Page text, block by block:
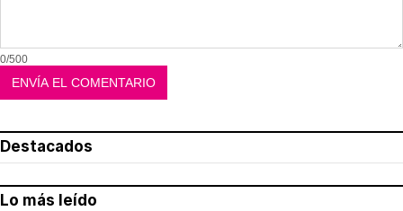
0/500
Destacados
Lo más leído